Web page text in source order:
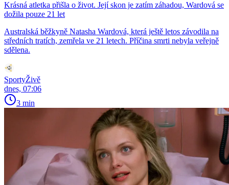
Krásná atletka přišla o život. Její skon je zatím záhadou, Wardová se
dožila pouze 21 let
Australská běžkyně Natasha Wardová, která ještě letos závodila na
středních tratích, zemřela ve 21 letech. Příčina smrti nebyla veřejně
sdělena.
SportyŽivě
dnes, 07:06
3 min